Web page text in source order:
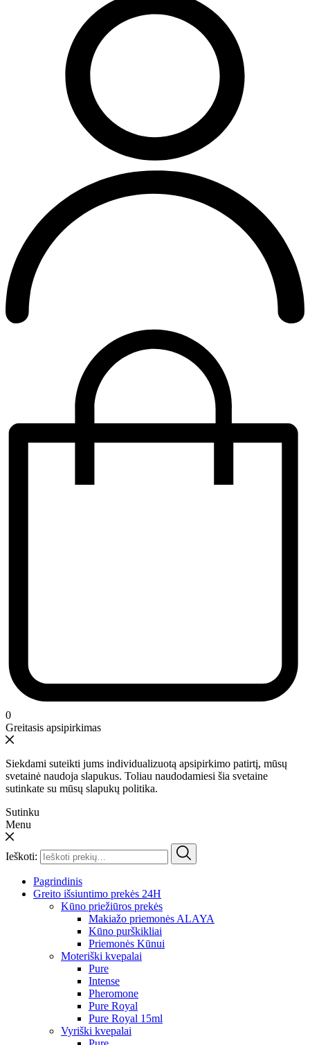
0
Greitasis apsipirkimas
Siekdami suteikti jums individualizuotą apsipirkimo patirtį, mūsų
svetainė naudoja slapukus. Toliau naudodamiesi šia svetaine
sutinkate su mūsų slapukų politika.
Sutinku
Menu
Ieškoti:
Pagrindinis
Greito išsiuntimo prekės 24H
Kūno priežiūros prekės
Makiažo priemonės ALAYA
Kūno purškikliai
Priemonės Kūnui
Moteriški kvepalai
Pure
Intense
Pheromone
Pure Royal
Pure Royal 15ml
Vyriški kvepalai